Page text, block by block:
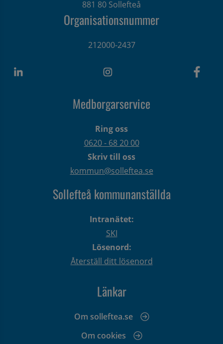
881 80 Sollefteå
Organisationsnummer
212000-2437
Medborgarservice
Ring oss
0620 - 68 20 00
Skriv till oss
kommun@solleftea.se
Sollefteå kommunanställda
Intranätet:
SKI
Lösenord:
Återställ ditt lösenord
Länkar
Om solleftea.se
Om cookies